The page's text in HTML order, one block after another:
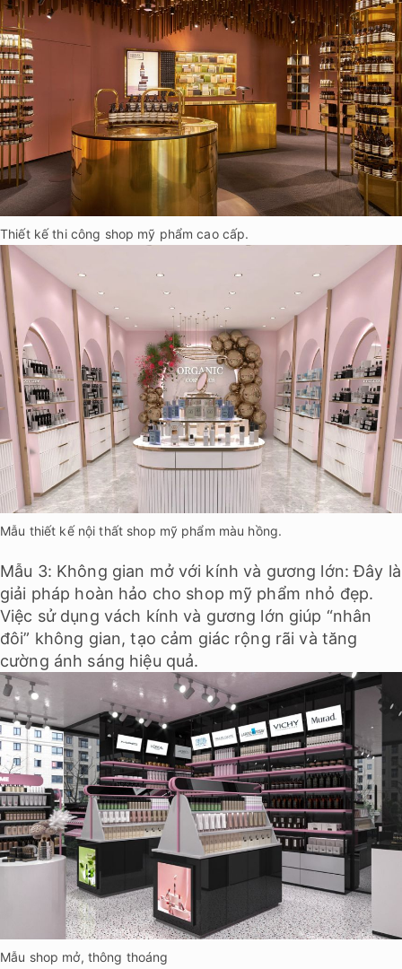
Thiết kế thi công shop mỹ phẩm cao cấp.
Mẫu thiết kế nội thất shop mỹ phẩm màu hồng.
Mẫu 3: Không gian mở với kính và gương lớn: Đây là
giải pháp hoàn hảo cho shop mỹ phẩm nhỏ đẹp.
Việc sử dụng vách kính và gương lớn giúp “nhân
đôi” không gian, tạo cảm giác rộng rãi và tăng
cường ánh sáng hiệu quả.
Mẫu shop mở, thông thoáng